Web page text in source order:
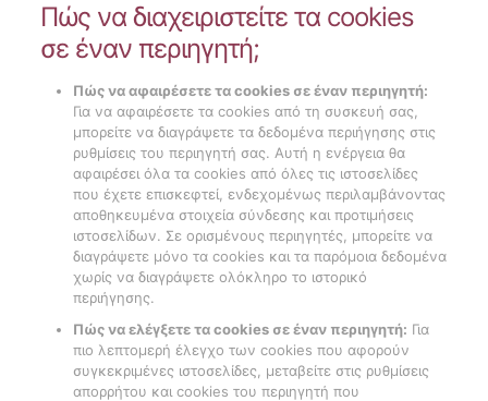
Πώς να διαχειριστείτε τα cookies
σε έναν περιηγητή;
Πώς να αφαιρέσετε τα cookies σε έναν περιηγητή:
Για να αφαιρέσετε τα cookies από τη συσκευή σας,
μπορείτε να διαγράψετε τα δεδομένα περιήγησης στις
ρυθμίσεις του περιηγητή σας. Αυτή η ενέργεια θα
αφαιρέσει όλα τα cookies από όλες τις ιστοσελίδες
που έχετε επισκεφτεί, ενδεχομένως περιλαμβάνοντας
αποθηκευμένα στοιχεία σύνδεσης και προτιμήσεις
ιστοσελίδων. Σε ορισμένους περιηγητές, μπορείτε να
διαγράψετε μόνο τα cookies και τα παρόμοια δεδομένα
χωρίς να διαγράψετε ολόκληρο το ιστορικό
περιήγησης.
Πώς να ελέγξετε τα cookies σε έναν περιηγητή: Για
πιο λεπτομερή έλεγχο των cookies που αφορούν
συγκεκριμένες ιστοσελίδες, μεταβείτε στις ρυθμίσεις
απορρήτου και cookies του περιηγητή που